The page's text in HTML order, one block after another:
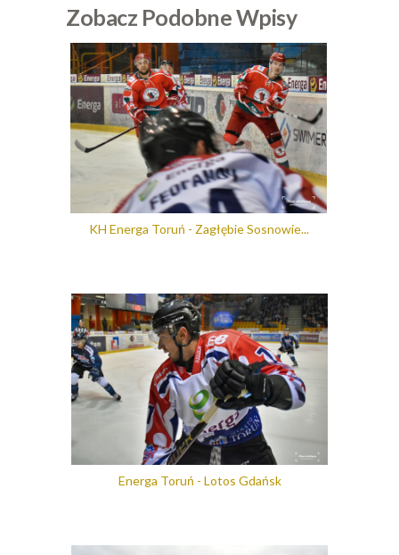
Zobacz Podobne Wpisy
KH Energa Toruń - Zagłębie Sosnowie...
Energa Toruń - Lotos Gdańsk